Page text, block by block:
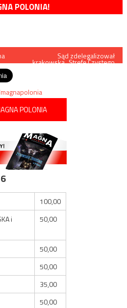
POLONIA!
Sąd zdelegalizował
krakowską „Strefę Czystego
POLONIA
100,00
i
50,00
50,00
50,00
35,00
50,00